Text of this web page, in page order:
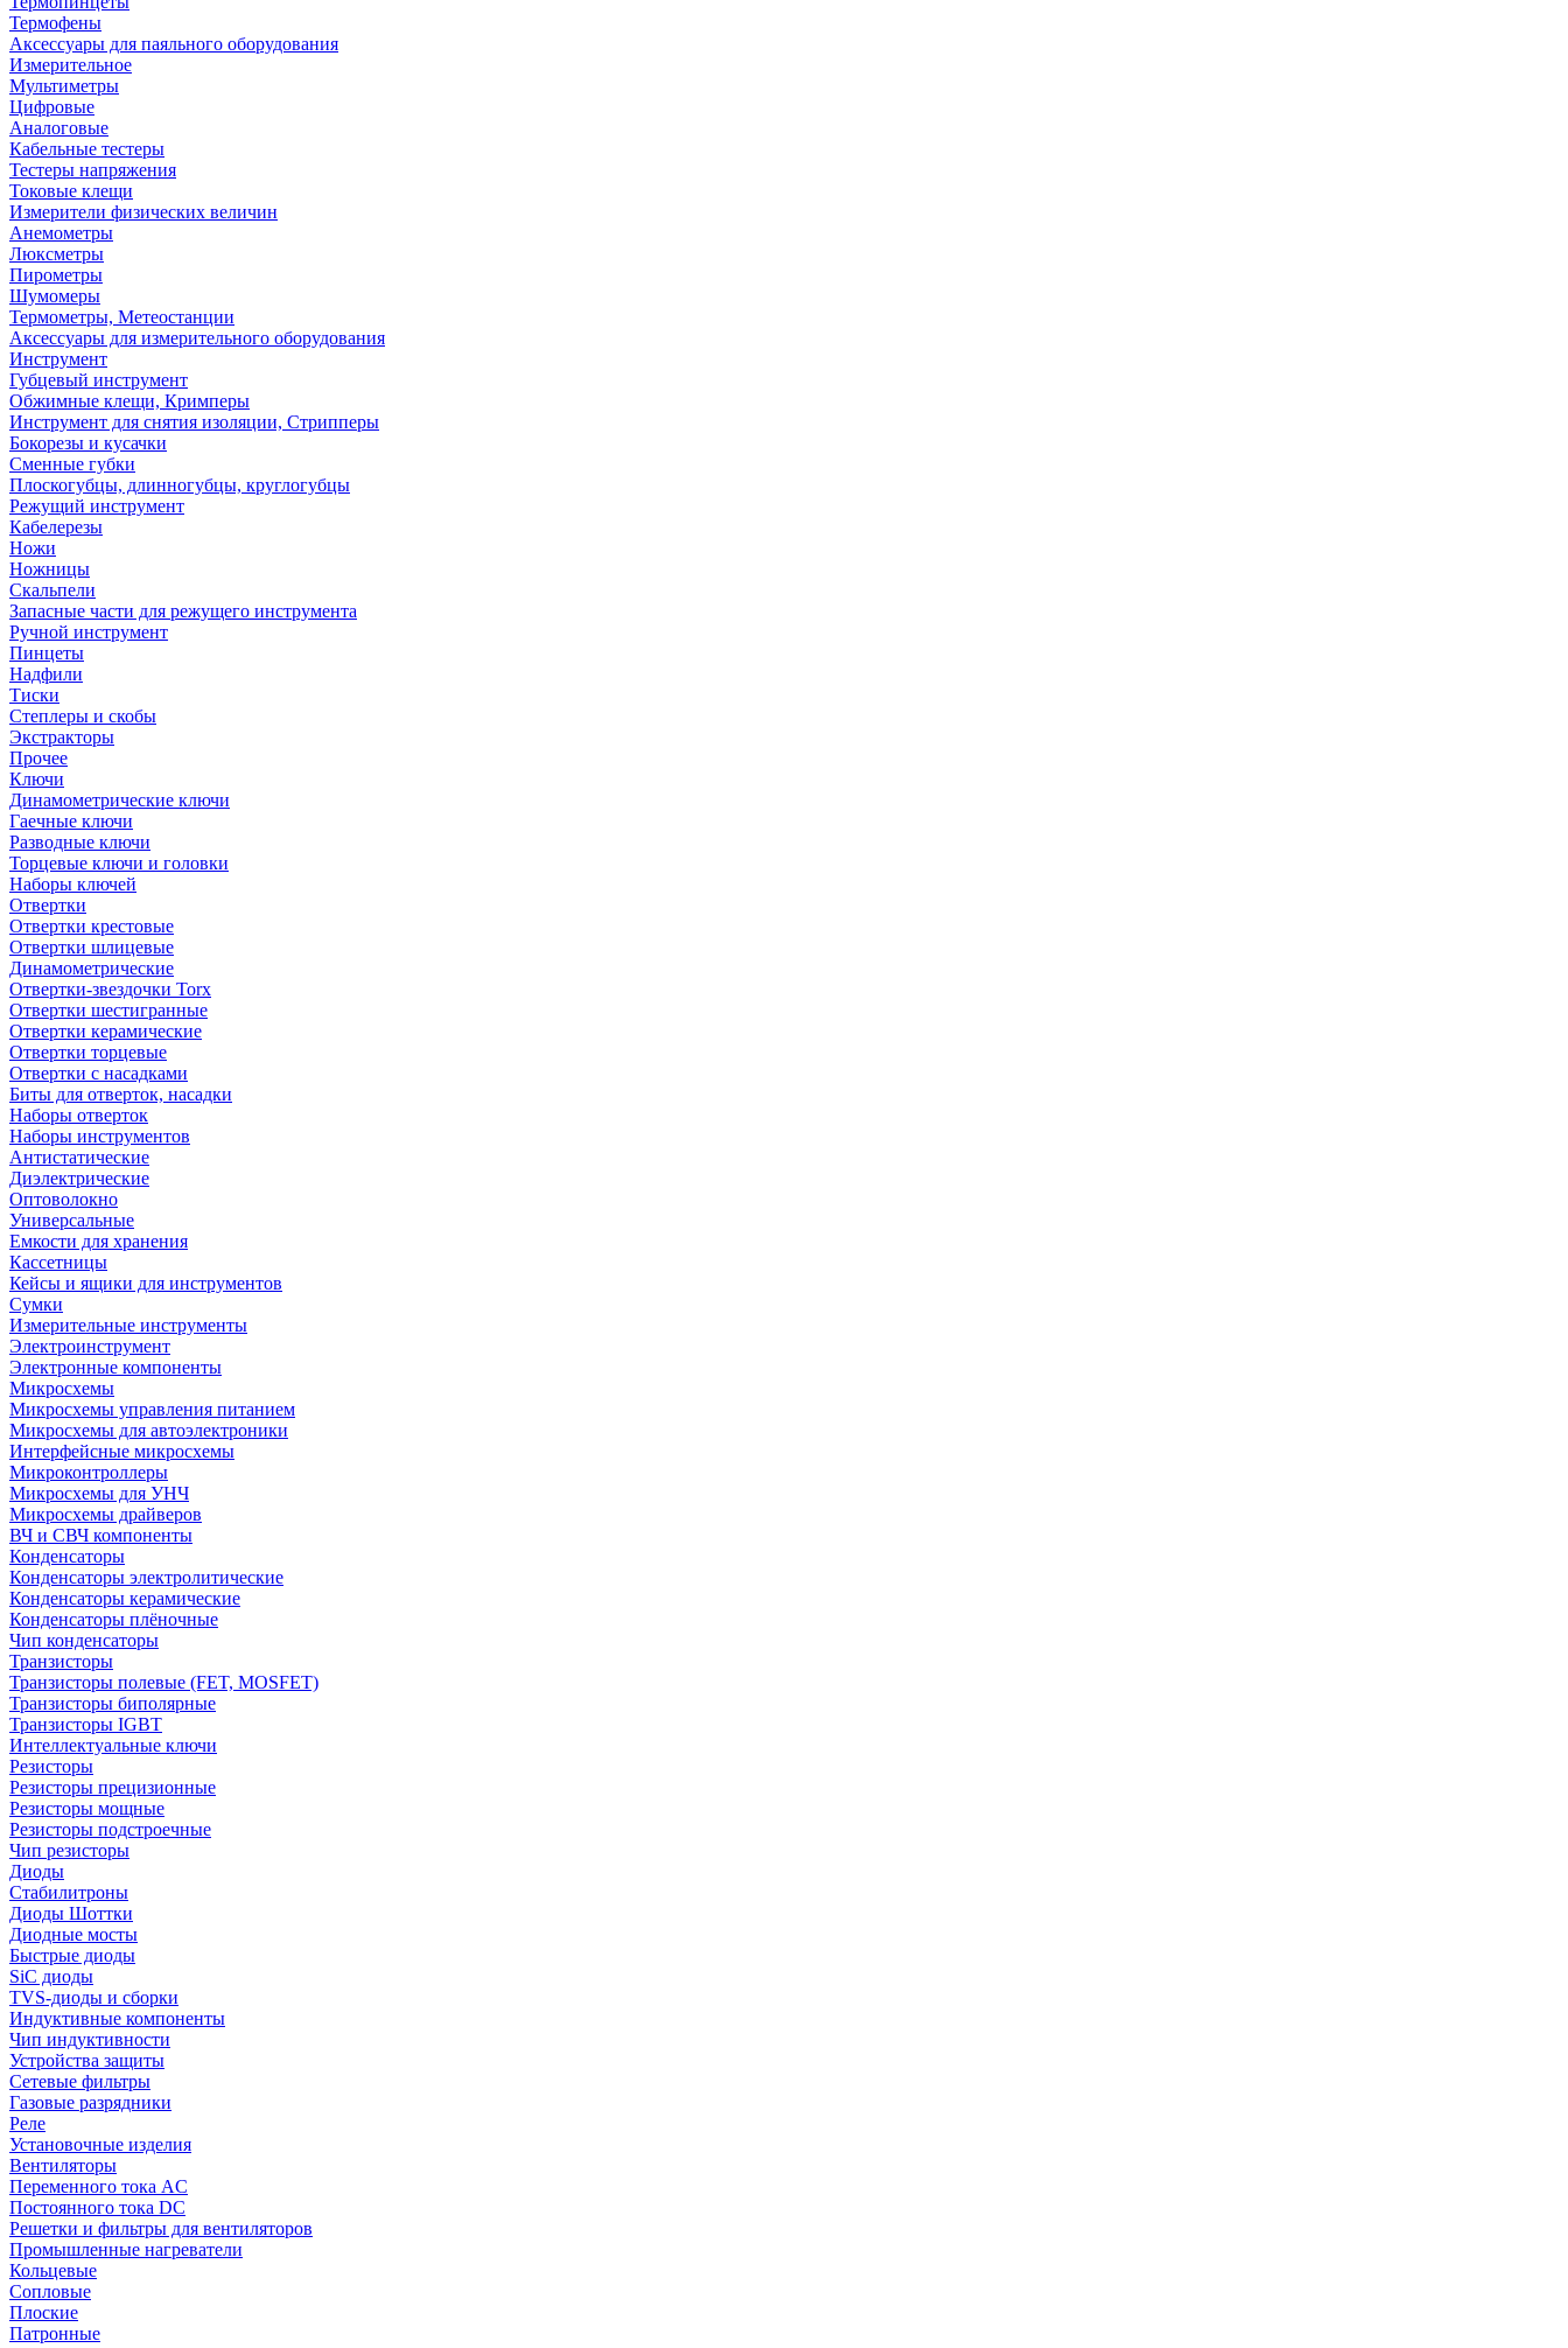
Термофены
Аксессуары для паяльного оборудования
Измерительное
Мультиметры
Цифровые
Аналоговые
Кабельные тестеры
Тестеры напряжения
Токовые клещи
Измерители физических величин
Анемометры
Люксметры
Пирометры
Шумомеры
Термометры, Метеостанции
Аксессуары для измерительного оборудования
Инструмент
Губцевый инструмент
Обжимные клещи, Кримперы
Инструмент для снятия изоляции, Стрипперы
Бокорезы и кусачки
Сменные губки
Плоскогубцы, длинногубцы, круглогубцы
Режущий инструмент
Кабелерезы
Ножи
Ножницы
Скальпели
Запасные части для режущего инструмента
Ручной инструмент
Пинцеты
Надфили
Тиски
Степлеры и скобы
Экстракторы
Прочее
Ключи
Динамометрические ключи
Гаечные ключи
Разводные ключи
Торцевые ключи и головки
Наборы ключей
Отвертки
Отвертки крестовые
Отвертки шлицевые
Динамометрические
Отвертки-звездочки Torx
Отвертки шестигранные
Отвертки керамические
Отвертки торцевые
Отвертки с насадками
Биты для отверток, насадки
Наборы отверток
Наборы инструментов
Антистатические
Диэлектрические
Оптоволокно
Универсальные
Емкости для хранения
Кассетницы
Кейсы и ящики для инструментов
Сумки
Измерительные инструменты
Электроинструмент
Электронные компоненты
Микросхемы
Микросхемы управления питанием
Микросхемы для автоэлектроники
Интерфейсные микросхемы
Микроконтроллеры
Микросхемы для УНЧ
Микросхемы драйверов
ВЧ и СВЧ компоненты
Конденсаторы
Конденсаторы электролитические
Конденсаторы керамические
Конденсаторы плёночные
Чип конденсаторы
Транзисторы
Транзисторы полевые (FET, MOSFET)
Транзисторы биполярные
Транзисторы IGBT
Интеллектуальные ключи
Резисторы
Резисторы прецизионные
Резисторы мощные
Резисторы подстроечные
Чип резисторы
Диоды
Стабилитроны
Диоды Шоттки
Диодные мосты
Быстрые диоды
SiC диоды
TVS-диоды и сборки
Индуктивные компоненты
Чип индуктивности
Устройства защиты
Сетевые фильтры
Газовые разрядники
Реле
Установочные изделия
Вентиляторы
Переменного тока AC
Постоянного тока DC
Решетки и фильтры для вентиляторов
Промышленные нагреватели
Кольцевые
Сопловые
Плоские
Патронные